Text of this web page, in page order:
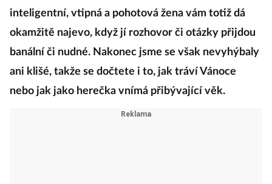
inteligentní, vtipná a pohotová žena vám totiž dá
okamžitě najevo, když jí rozhovor či otázky přijdou
banální či nudné. Nakonec jsme se však nevyhýbaly
ani klišé, takže se dočtete i to, jak tráví Vánoce
nebo jak jako herečka vnímá přibývající věk.